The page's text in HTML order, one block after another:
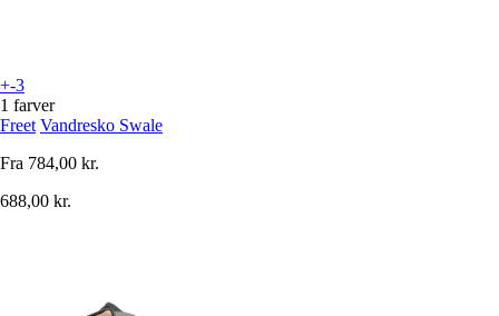
+-3
1 farver
Freet Vandresko Swale
Fra 784,00 kr.
688,00 kr.